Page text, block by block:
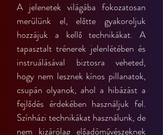
A jelenetek világába fokozatosan
merülünk el, előtte gyakoroljuk
hozzájuk a kellő technikákat. A
tapasztalt trénerek jelenlétében és
instruálásával biztosra veheted,
hogy nem lesznek kínos pillanatok,
csupán olyanok, ahol a hibázást a
fejlődés érdekében használjuk fel.
Színházi technikákat használunk, de
nem kizárólag előadóművészeknek